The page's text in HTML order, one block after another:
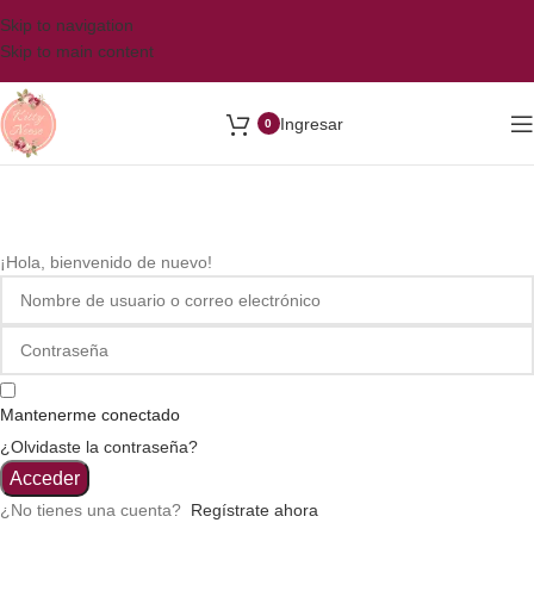
Skip to navigation
Skip to main content
0 Ingresar
¡Hola, bienvenido de nuevo!
Mantenerme conectado
¿Olvidaste la contraseña?
Acceder
¿No tienes una cuenta? Regístrate ahora